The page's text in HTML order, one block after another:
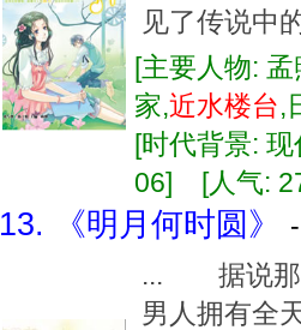
见了传说
[主要人物:
家,近水楼台,
[时代背景:
06] [人气:
13. 《明月何时圆》
... 据说那
男人拥有全